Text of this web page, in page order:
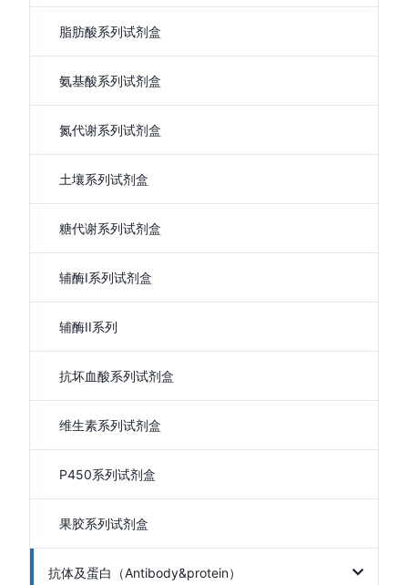
脂肪酸系列试剂盒
氨基酸系列试剂盒
氮代谢系列试剂盒
土壤系列试剂盒
糖代谢系列试剂盒
辅酶I系列试剂盒
辅酶II系列
抗坏血酸系列试剂盒
维生素系列试剂盒
P450系列试剂盒
果胶系列试剂盒
抗体及蛋白（Antibody&protein）